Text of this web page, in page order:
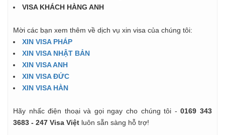
VISA KHÁCH HÀNG ANH
Mời các bạn xem thêm về dịch vụ xin visa của chúng tôi:
XIN VISA PHÁP
XIN VISA NHẬT BẢN
XIN VISA ANH
XIN VISA ĐỨC
XIN VISA HÀN
Hãy nhấc điện thoại và gọi ngay cho chúng tôi -0169 343
3683 - 247 Visa Việt luôn sẵn sàng hỗ trợ!